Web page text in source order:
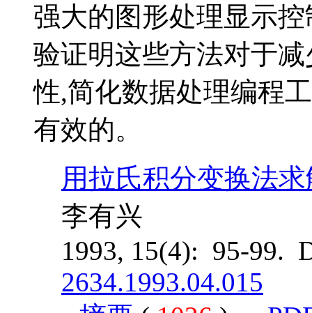
强大的图形处理显示
验证明这些方法对于
性,简化数据处理编程
有效的。
用拉氏积分变换法
李有兴
1993, 15(4): 95-99.
2634.1993.04.015